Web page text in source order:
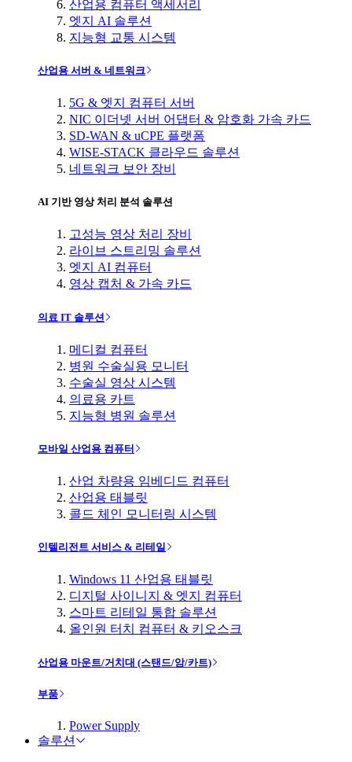
산업용 컴퓨터 액세서리
엣지 AI 솔루션
지능형 교통 시스템
산업용 서버 & 네트워크
5G & 엣지 컴퓨터 서버
NIC 이더넷 서버 어댑터 & 암호화 가속 카드
SD-WAN & uCPE 플랫폼
WISE-STACK 클라우드 솔루션
네트워크 보안 장비
AI 기반 영상 처리 분석 솔루션
고성능 영상 처리 장비
라이브 스트리밍 솔루션
엣지 AI 컴퓨터
영상 캡처 & 가속 카드
의료 IT 솔루션
메디컬 컴퓨터
병원 수술실용 모니터
수술실 영상 시스템
의료용 카트
지능형 병원 솔루션
모바일 산업용 컴퓨터
산업 차량용 임베디드 컴퓨터
산업용 태블릿
콜드 체인 모니터링 시스템
인텔리전트 서비스 & 리테일
Windows 11 산업용 태블릿
디지털 사이니지 & 엣지 컴퓨터
스마트 리테일 통합 솔루션
올인원 터치 컴퓨터 & 키오스크
산업용 마운트/거치대 (스탠드/암/카트)
부품
Power Supply
솔루션